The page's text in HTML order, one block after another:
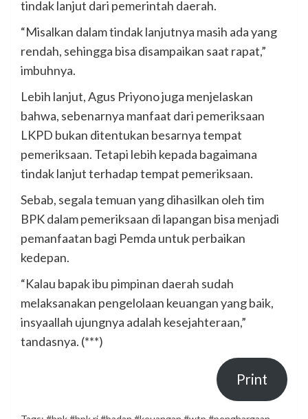
tindak lanjut dari pemerintah daerah.
“Misalkan dalam tindak lanjutnya masih ada yang
rendah, sehingga bisa disampaikan saat rapat,”
imbuhnya.
Lebih lanjut, Agus Priyono juga menjelaskan
bahwa, sebenarnya manfaat dari pemeriksaan
LKPD bukan ditentukan besarnya tempat
pemeriksaan. Tetapi lebih kepada bagaimana
tindak lanjut terhadap tempat pemeriksaan.
Sebab, segala temuan yang dihasilkan oleh tim
BPK dalam pemeriksaan di lapangan bisa menjadi
pemanfaatan bagi Pemda untuk perbaikan
kedepan.
“Kalau bapak ibu pimpinan daerah sudah
melaksanakan pengelolaan keuangan yang baik,
insyaallah ujungnya adalah kesejahteraan,”
tandasnya. (***)
Print